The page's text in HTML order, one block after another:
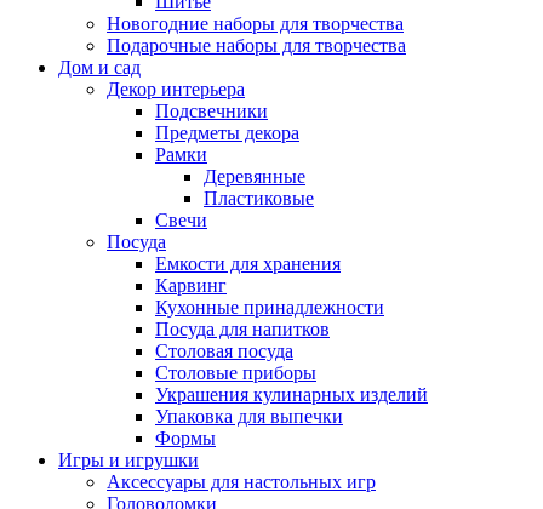
Новогодние наборы для творчества
Подарочные наборы для творчества
Дом и сад
Декор интерьера
Подсвечники
Предметы декора
Рамки
Деревянные
Пластиковые
Свечи
Посуда
Емкости для хранения
Карвинг
Кухонные принадлежности
Посуда для напитков
Столовая посуда
Столовые приборы
Украшения кулинарных изделий
Упаковка для выпечки
Формы
Игры и игрушки
Аксессуары для настольных игр
Головоломки